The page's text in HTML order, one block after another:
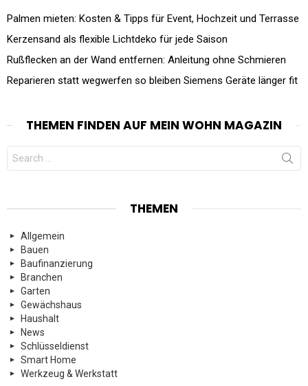
Palmen mieten: Kosten & Tipps für Event, Hochzeit und Terrasse
Kerzensand als flexible Lichtdeko für jede Saison
Rußflecken an der Wand entfernen: Anleitung ohne Schmieren
Reparieren statt wegwerfen so bleiben Siemens Geräte länger fit
THEMEN FINDEN AUF MEIN WOHN MAGAZIN
Search
for:
THEMEN
Allgemein
Bauen
Baufinanzierung
Branchen
Garten
Gewächshaus
Haushalt
News
Schlüsseldienst
Smart Home
Werkzeug & Werkstatt